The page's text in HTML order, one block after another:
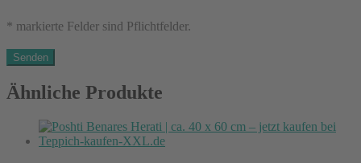
* markierte Felder sind Pflichtfelder.
Ähnliche Produkte